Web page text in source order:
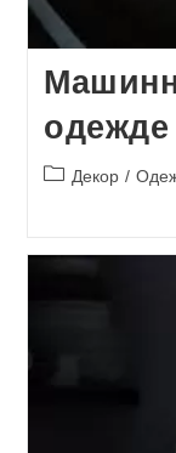
одежде
Рубрика
Декор /